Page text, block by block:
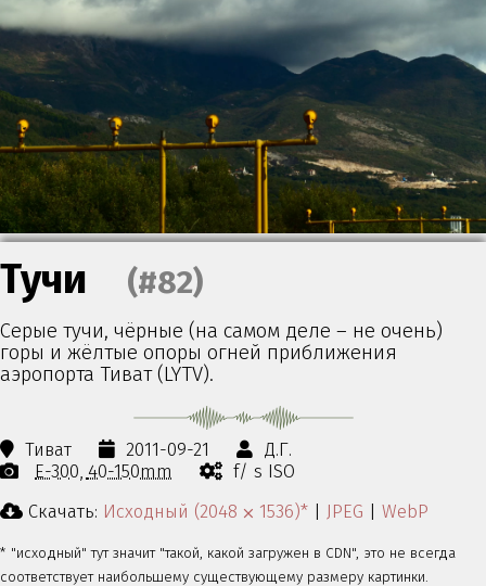
Тучи (#82)
Серые тучи, чёрные (на самом деле – не очень)
горы и жёлтые опоры огней приближения
аэропорта Тиват (LYTV).
Тиват 2011-09-21
Д.Г.
E-300 40-150mm
f/ s ISO
Скачать: Исходный (2048 ⨉ 1536)* | JPEG | WebP
* "исходный" тут значит "такой, какой загружен в CDN", это не всегда
соответствует наибольшему существующему размеру картинки.